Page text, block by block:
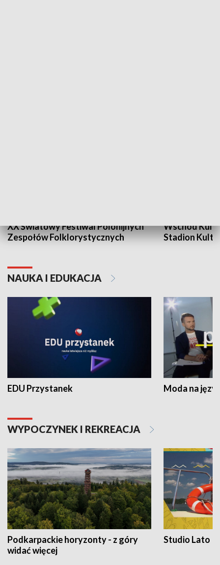
XX Światowy Festiwal Polonijnych
Zespołów Folklorystycznych
Wschód
Stadion
NAUKA I EDUKACJA
EDU Przystanek Moda na
WYPOCZYNEK I REKREACJA
Podkarpackie horyzonty - z góry
widać więcej
Studio Lato